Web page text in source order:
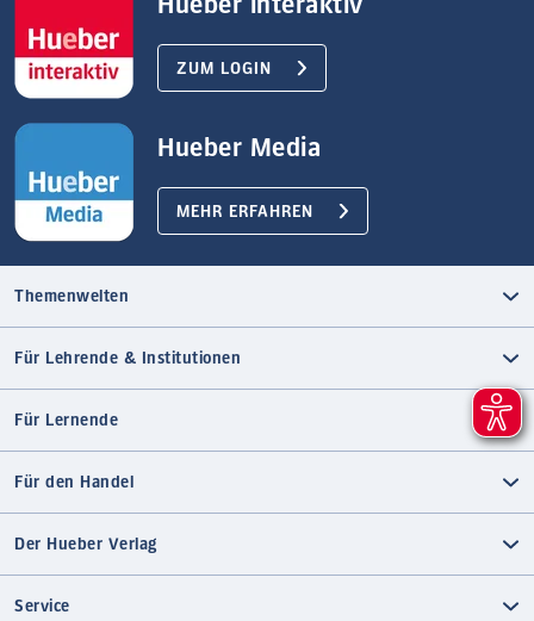
ZUM LOGIN
Hueber Media
MEHR ERFAHREN
Themenwelten
Für Lehrende & Institutionen
Für Lernende
Für den Handel
Der Hueber Verlag
Service